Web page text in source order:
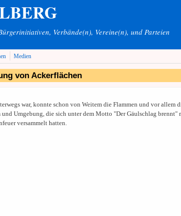
Verbände(n), Vereine(n), und Parteien
Medien
von Ackerflächen
war, konnte schon von Weitem die Flammen und vor allem
Umgebung, die sich unter dem Motto "Der Gäulschlag
versammelt hatten.